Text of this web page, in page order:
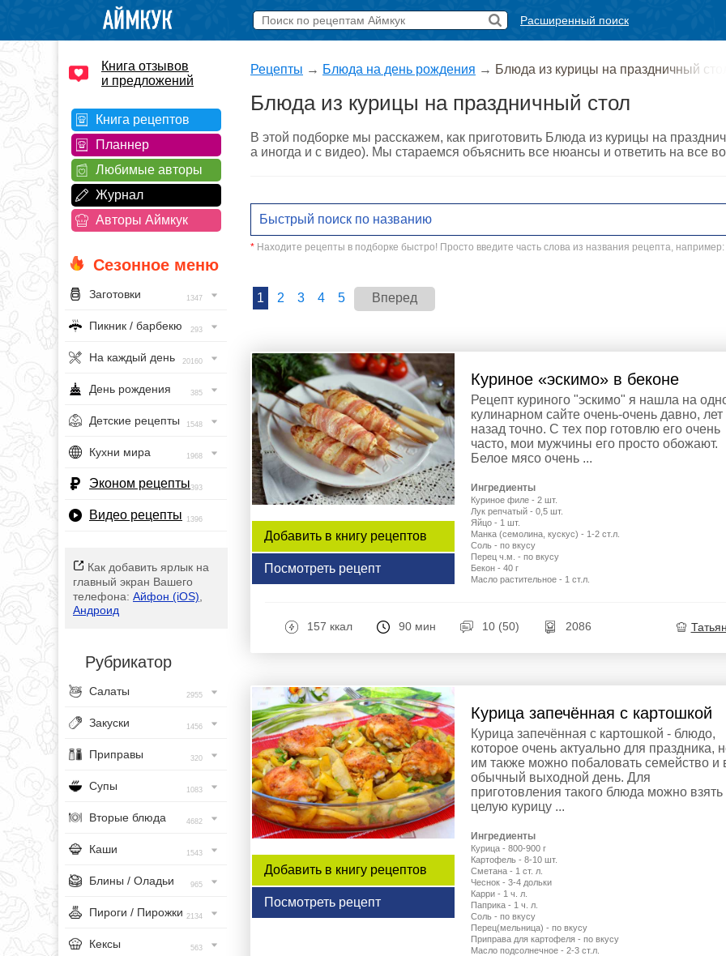
Расширенный поиск
Книга отзывов
и предложений
Книга рецептов
Планнер
Любимые авторы
Журнал
Авторы Аймкук
Сезонное меню
Заготовки 1347
Пикник / барбекю 293
На каждый день 20160
День рождения 385
Детские рецепты 1548
Кухни мира 1968
Эконом рецепты393
Видео рецепты 1396
Как добавить ярлык на
главный экран Вашего
телефона: Айфон (iOS)
Андроид
Рубрикатор
Салаты 2955
Закуски 1456
Приправы 320
Супы 1083
Вторые блюда 4682
Каши 1543
Блины / Оладьи 965
Пироги / Пирожки 2134
Кексы 563
Рецепты → Блюда на день рождения → Блюда из курицы на праздничный
Блюда из курицы на праздничный стол
В этой подборке мы расскажем, как приготовить Блюда из курицы на
а иногда и с видео). Мы стараемся объяснить все нюансы и ответить на все
* Находите рецепты в подборке быстро! Просто введите часть слова из названия рецепта, например:
1 2 3 4 5 Вперед
Добавить в книгу рецептов
Посмотреть рецепт
Куриное «эскимо» в беконе
Рецепт куриного "эскимо" я нашла на
кулинарном сайте очень-очень давно, лет
назад точно. С тех пор готовлю его очень
часто, мои мужчины его просто обожают.
Белое мясо очень ...
Ингредиенты
Куриное филе - 2 шт.
Лук репчатый - 0,5 шт.
Яйцо - 1 шт.
Манка (семолина, кускус) - 1-2 ст.л.
Соль - по вкусу
Перец ч.м. - по вкусу
Бекон - 40 г
Масло растительное - 1 ст.л.
157 ккал 90 мин 10 (50) 2086
Добавить в книгу рецептов
Посмотреть рецепт
Курица запечённая с картошкой
Курица запечённая с картошкой - блюдо,
которое очень актуально для праздника,
им также можно побаловать семейство и
обычный выходной день. Для
приготовления такого блюда можно взять
целую курицу ...
Ингредиенты
Курица - 800-900 г
Картофель - 8-10 шт.
Сметана - 1 ст. л.
Чеснок - 3-4 дольки
Карри - 1 ч. л.
Паприка - 1 ч. л.
Соль - по вкусу
Перец(мельница) - по вкусу
Приправа для картофеля - по вкусу
Масло подсолнечное - 2-3 ст.л.